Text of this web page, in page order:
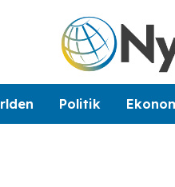
Politik